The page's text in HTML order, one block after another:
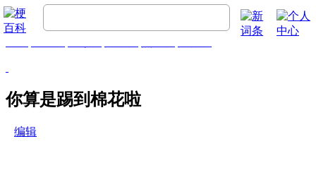
你算是踢到棉花啦
编辑